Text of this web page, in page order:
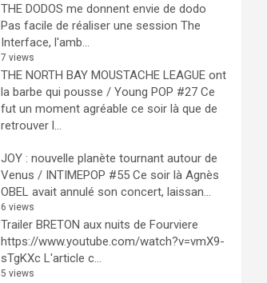
THE DODOS me donnent envie de dodo
Pas facile de réaliser une session The
Interface, l'amb...
7 views
THE NORTH BAY MOUSTACHE LEAGUE ont
la barbe qui pousse / Young POP #27 Ce
fut un moment agréable ce soir là que de
retrouver l...
JOY : nouvelle planète tournant autour de
Venus / INTIMEPOP #55 Ce soir là Agnès
OBEL avait annulé son concert, laissan...
6 views
Trailer BRETON aux nuits de Fourviere
https://www.youtube.com/watch?v=vmX9-
sTgKXc L'article c...
5 views